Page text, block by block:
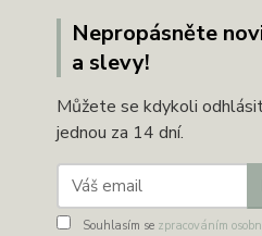
Nepropásněte
a slevy!
Můžete se kdykoli
jednou za 14 dní.
Souhlasím se zpracováním